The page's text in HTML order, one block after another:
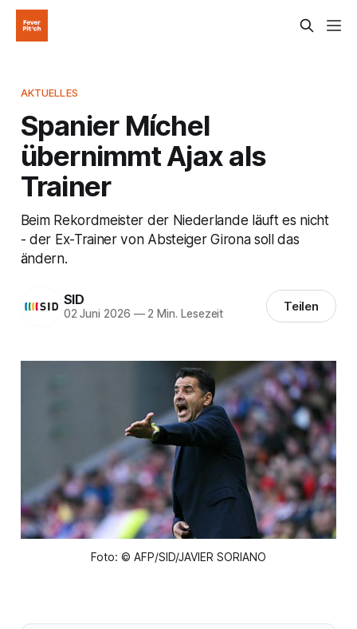
AKTUELLES
Spanier Míchel
übernimmt Ajax als
Trainer
Beim Rekordmeister der Niederlande läuft es nicht
- der Ex-Trainer von Absteiger Girona soll das
ändern.
SID
02 Juni 2026 —2 Min. Lesezeit Teilen
Foto: © AFP/SID/JAVIER SORIANO